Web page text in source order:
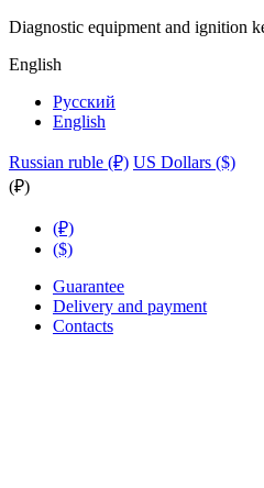
Diagnostic equipment and ignition
English
Русский
English
Russian ruble (₽) US Dollars ($)
(₽)
(₽)
($)
Guarantee
Delivery and payment
Contacts